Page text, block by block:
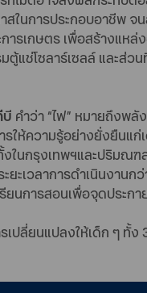
สในการประกอบอาชีพ
ารเกษตร เพื่อสร้างแห
ตู้แช่โซลาร์เซลล์ และส่
บ คำว่า “ไฟ” หมายถึงพ
รให้ความรู้อย่างยั่งยืนแ
ในกรุงเทพฯและปริมณฑ
ะเวลาการดำเนินงานก
ยนการสอนเพื่อจุดประก
ปลี่ยนแปลงให้เด็ก ๆ ทั้ง